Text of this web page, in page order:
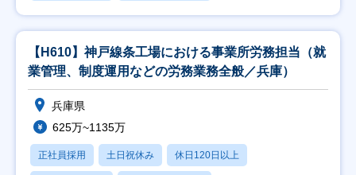
【H610】神戸線条工場における事業所労務担当（就
業管理、制度運用などの労務業務全般／兵庫）
兵庫県
625万~1135万
正社員採用 土日祝休み 休日120日以上